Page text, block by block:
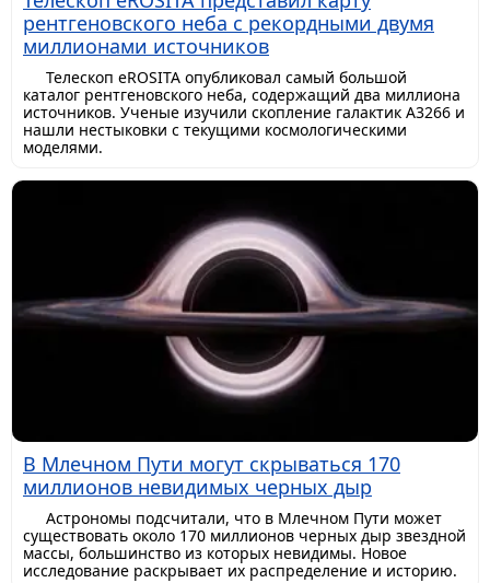
рентгеновского неба с рекордными двумя
миллионами источников
Телескоп eROSITA опубликовал самый большой
каталог рентгеновского неба, содержащий два миллиона
источников. Ученые изучили скопление галактик A3266 и
нашли нестыковки с текущими космологическими
моделями.
В Млечном Пути могут скрываться 170
миллионов невидимых черных дыр
Астрономы подсчитали, что в Млечном Пути может
существовать около 170 миллионов черных дыр звездной
массы, большинство из которых невидимы. Новое
исследование раскрывает их распределение и историю.